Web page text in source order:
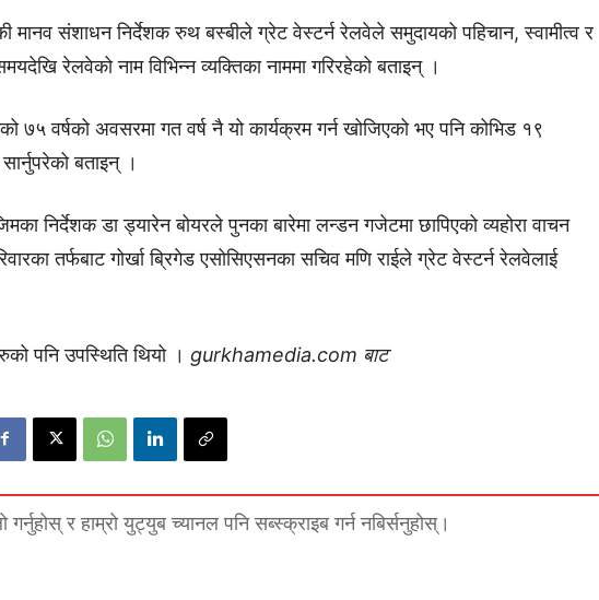
मानव संशाधन निर्देशक रुथ बस्बीले ग्रेट वेस्टर्न रेलवेले समुदायको पहिचान, स्वामीत्व र
रेलवेको नाम विभिन्न व्यक्तिका नाममा गरिरहेको बताइन् ।
७५ वर्षको अवसरमा गत वर्ष नै यो कार्यक्रम गर्न खोजिएको भए पनि कोभिड १९
बताइन् ।
निर्देशक डा ड्यारेन बोयरले पुनका बारेमा लन्डन गजेटमा छापिएको व्यहोरा वाचन
तर्फबाट गोर्खा ब्रिगेड एसोसिएसनका सचिव मणि राईले ग्रेट वेस्टर्न रेलवेलाई
पनि उपस्थिति थियो । gurkhamedia.com बाट
र हाम्रो युट्युब च्यानल पनि सब्स्क्राइब गर्न नबिर्सनुहोस्।